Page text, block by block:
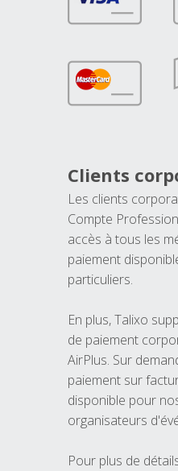
Clients
Les clients
Compte
accès à tous les
paiement
particuliers.
En plus, Talixo
de paiement
AirPlus. Sur
paiement sur
disponible pour
organisateurs
Pour plus de